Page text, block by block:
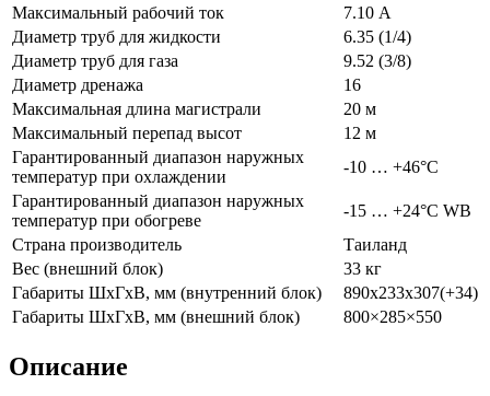
Максимальный рабочий ток
7.10 А
Диаметр труб для жидкости
6.35 (1/4)
Диаметр труб для газа
9.52 (3/8)
Диаметр дренажа
16
Максимальная длина магистрали
20 м
Максимальный перепад высот
12 м
Гарантированный диапазон наружных
температур при охлаждении
-10 … +46°C
Гарантированный диапазон наружных
температур при обогреве
-15 … +24°C WB
Страна производитель
Таиланд
Вес (внешний блок)
33 кг
Габариты ШхГхВ, мм (внутренний блок)
890х233х307(+34)
Габариты ШхГхВ, мм (внешний блок)
800×285×550
Описание